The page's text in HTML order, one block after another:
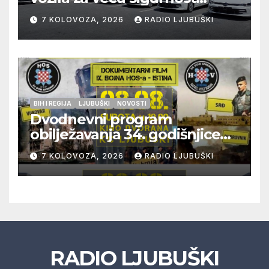
građana i učinkovitiji rad
policije
7 KOLOVOZA, 2026 RADIO LJUBUŠKI
BIH I REGIJA LJUBUŠKI NOVOSTI
Dvodnevni program
obilježavanja 34. godišnjice
pogibije generala Blaža
Kraljevića i osmorice
pripadnika HOS-a
7 KOLOVOZA, 2026 RADIO LJUBUŠKI
RADIO LJUBUŠKI